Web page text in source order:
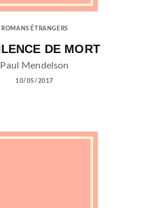
ROMANS ÉTRANGERS
DE MORT
Paul Mendelson
10/05/2017